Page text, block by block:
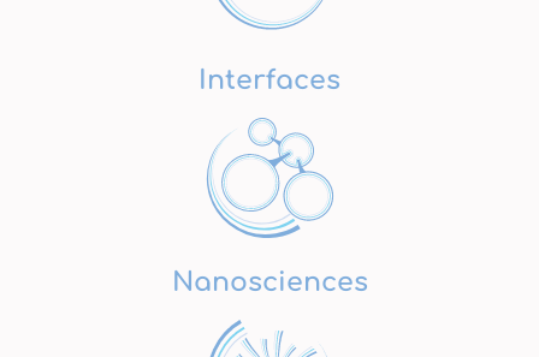
Interfaces
Nanosciences